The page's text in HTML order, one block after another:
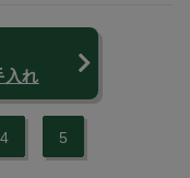
入れ
4 5